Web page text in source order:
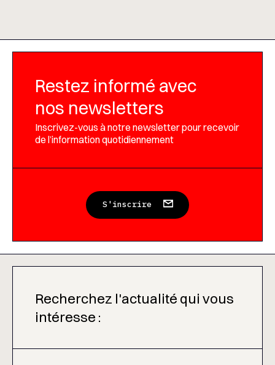
Restez informé avec
nos newsletters
Inscrivez-vous à notre newsletter pour recevoir
de l’information quotidiennement
S'inscrire
Recherchez l'actualité qui vous
intéresse :